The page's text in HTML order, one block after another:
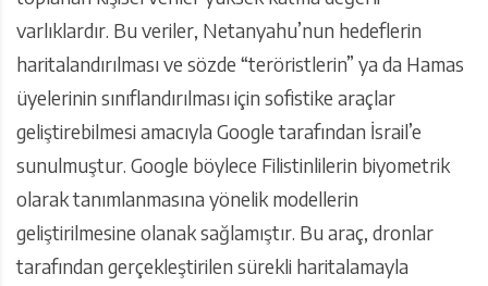
varlıklardır. Bu veriler, Netanyahu’nun hedeflerin
haritalandırılması ve sözde “teröristlerin” ya da Hamas
üyelerinin sınıflandırılması için sofistike araçlar
geliştirebilmesi amacıyla Google tarafından İsrail’e
sunulmuştur. Google böylece Filistinlilerin biyometrik
olarak tanımlanmasına yönelik modellerin
geliştirilmesine olanak sağlamıştır. Bu araç, dronlar
tarafından gerçekleştirilen sürekli haritalamayla